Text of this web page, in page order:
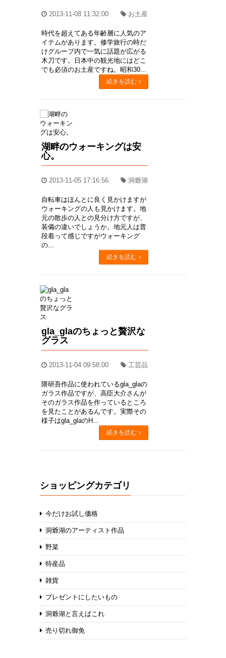
2013-11-08 11:32:00 お土産
時代を超えてある年齢層に人気のア
イテムがあります。修学旅行の時だ
けグループ内で一気に話題が広がる
木刀です。日本中の観光地にはどこ
でも必須のお土産ですね。昭和30...
続きを読む
湖畔のウォーキングは安
心。
2013-11-05 17:16:56 洞爺湖
自転車はほんとに良く見かけますが
ウォーキングの人も見かけます。地
元の散歩の人との見分け方ですが、
装備の違いでしょうか。地元人は普
段着って感じですがウォーキング
の...
続きを読む
gla_glaのちょっと贅沢な
グラス
2013-11-04 09:58:00 工芸品
隈研吾作品に使われているgla_glaの
ガラス作品ですが、高臣大介さんが
そのガラス作品を作っているところ
を見たことがあるんです。実際その
様子はgla_glaのH...
続きを読む
ショッピングカテゴリ
今だけお試し価格
洞爺湖のアーティスト作品
野菜
特産品
雑貨
プレゼントにしたいもの
洞爺湖と言えばこれ
売り切れ御免